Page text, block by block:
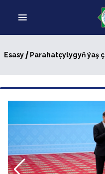
Esasy/ Parahatçylygyň ýaş